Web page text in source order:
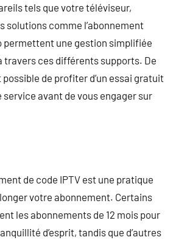
tels que votre téléviseur,
solutions comme l’abonnement
permettent une gestion simplifiée
travers ces différents supports. De
de profiter d’un essai gratuit
service avant de vous engager sur
de code IPTV est une pratique
votre abonnement. Certains
les abonnements de 12 mois pour
d’esprit, tandis que d’autres